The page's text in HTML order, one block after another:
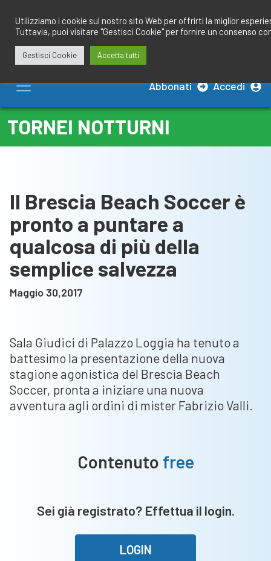
contenuto
Abbonati Accedi
TORNEI NOTTURNI
Il Brescia Beach Soccer è
pronto a puntare a
qualcosa di più della
semplice salvezza
Maggio 30,2017
Sala Giudici di Palazzo Loggia ha tenuto a
battesimo la presentazione della nuova
stagione agonistica del Brescia Beach
Soccer, pronta a iniziare una nuova
avventura agli ordini di mister Fabrizio Valli.
Contenuto free
Sei già registrato? Effettua il login.
LOGIN
Utilizziamo i cookie sul nostro sito Web per offrirti la miglior
Tuttavia, puoi visitare "Gestisci Cookie" per fornire un consenso
Gestisci Cookie Accetta tutti